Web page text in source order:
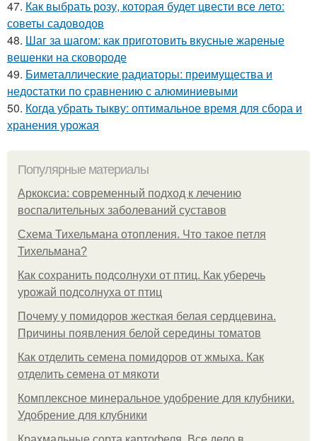
47. Как выбрать розу, которая будет цвести все лето:
советы садоводов
48. Шаг за шагом: как приготовить вкусные жареные
вешенки на сковороде
49. Биметаллические радиаторы: преимущества и
недостатки по сравнению с алюминиевыми
50. Когда убрать тыкву: оптимальное время для сбора и
хранения урожая
Популярные материалы
Аркоксиа: современный подход к лечению
воспалительных заболеваний суставов
Схема Тихельмана отопления. Что такое петля
Тихельмана?
Как сохранить подсолнухи от птиц. Как уберечь
урожай подсолнуха от птиц
Почему у помидоров жесткая белая сердцевина.
Причины появления белой середины томатов
Как отделить семена помидоров от жмыха. Как
отделить семена от мякоти
Комплексное минеральное удобрение для клубники.
Удобрение для клубники